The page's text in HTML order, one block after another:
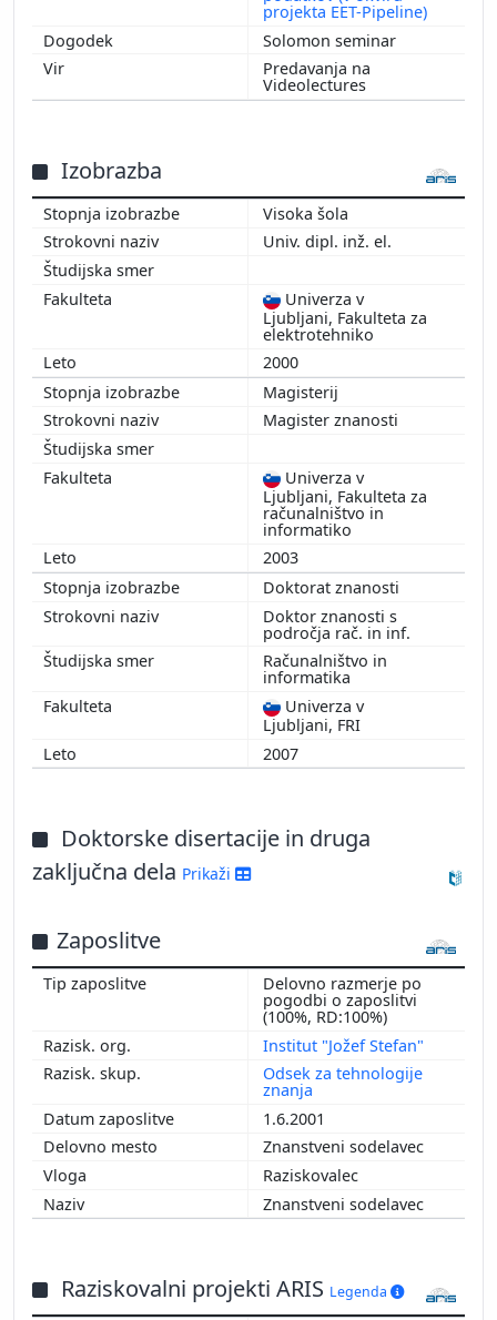
projekta EET-Pipeline)
Solomon seminar
Predavanja na
Videolectures
Izobrazba
Visoka šola
Univ. dipl. inž. el.
Univerza v
Ljubljani, Fakulteta za
elektrotehniko
2000
Magisterij
Magister znanosti
Univerza v
Ljubljani, Fakulteta za
računalništvo in
informatiko
2003
Doktorat znanosti
Doktor znanosti s
področja rač. in inf.
Računalništvo in
informatika
Univerza v
Ljubljani, FRI
2007
Doktorske disertacije in druga
zaključna dela Prikaži
Zaposlitve
Delovno razmerje po
pogodbi o zaposlitvi
(100%, RD:100%)
Institut "Jožef Stefan"
Odsek za tehnologije
znanja
1.6.2001
Znanstveni sodelavec
Raziskovalec
Znanstveni sodelavec
Raziskovalni projekti ARIS Legenda